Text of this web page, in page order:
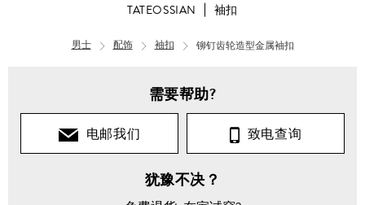
TATEOSSIAN 袖扣
男士 配饰 袖扣 铆钉齿轮造型金属袖扣
需要帮助?
电邮我们 致电查询
犹豫不决？